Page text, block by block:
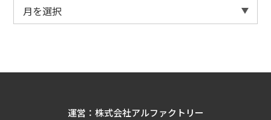
運営：株式会社アルファクトリー